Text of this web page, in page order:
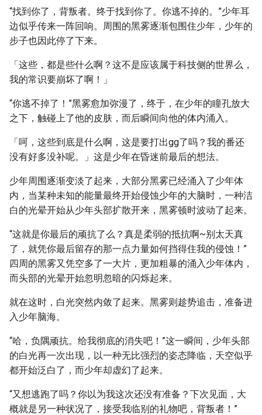
“找到你了，背叛者。终于找到你了。你逃不掉的。”少年耳
边似乎传来一阵回响。周围的黑雾逐渐包围住少年，少年的
步子也因此停了下来。
「这些，都是些什么啊？这不是应该属于科技侧的世界么，
我的常识要崩坏了啊！」
“你逃不掉了！”黑雾愈加弥漫了，终于，在少年的瞳孔放大
之下，触碰上了他的皮肤，而后瞬间向他的体内涌入。
「呵，这些到底是什么啊，这是要打出gg了吗？我的番还
没有好多没补呢。」这是少年在昏迷前最后的想法。
少年周围逐渐变淡了起来，大部分黑雾已经涌入了少年体
内，当某种未知的能量最终开始侵蚀少年的大脑时，一种洁
白的光晕开始从少年头部扩散开来，黑雾顿时波动了起来。
“这就是你最后的顽抗了么？真是柔弱的抵抗啊~别太天真
了，就凭你最后留存的那一点力量如何挡得住我的侵蚀！”
四周的黑雾又凭空多了一大片，更加粗暴的涌入少年体内，
而头部的光晕开始忽明忽暗的闪烁起来。
就在这时，白光突然内敛了起来。黑雾则趁势追击，准备进
入少年脑海。
“哈，负隅顽抗。给我彻底的消失吧！”这一瞬间，少年头部
的白光再一次出现，以一种无比强烈的姿态降临，天空似乎
都开始泛白了，而少年却虚幻了起来。
“又想逃跑了吗？你以为我这次还没有准备？下次见面，大
概就是另一种状况了，接受我临别的礼物吧，背叛者！”